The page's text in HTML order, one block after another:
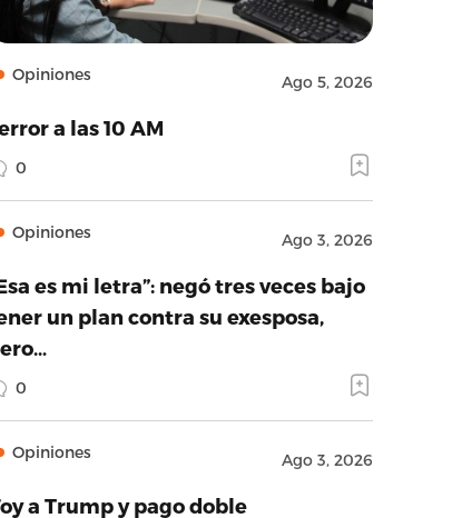
Opiniones Ago 5, 2026
a las 10 AM
0
Opiniones Ago 3, 2026
es mi letra”: negó tres veces bajo
un plan contra su exesposa,
0
Opiniones Ago 3, 2026
a Trump y pago doble